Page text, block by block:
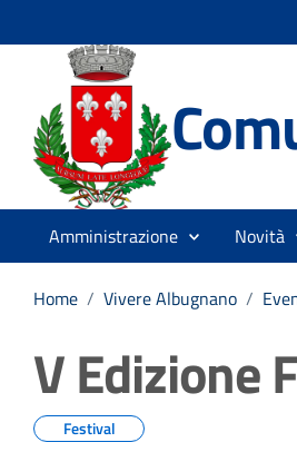
Amministrazione Novità
Home / Vivere Albugnano /
V Edizione
Festival